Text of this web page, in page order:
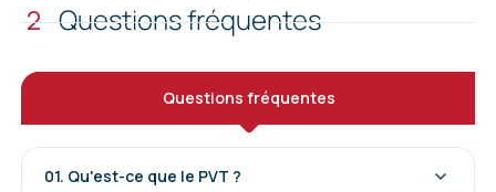
2 Questions fréquentes
Questions fréquentes
01. Qu'est-ce que le PVT ?